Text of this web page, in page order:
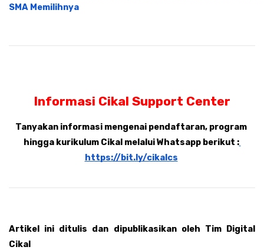
SMA Memilihnya
Informasi Cikal Support Center
Tanyakan informasi mengenai pendaftaran, program
hingga kurikulum Cikal melalui Whatsapp berikut :
https://bit.ly/cikalcs
Artikel ini ditulis dan dipublikasikan oleh Tim Digital
Cikal